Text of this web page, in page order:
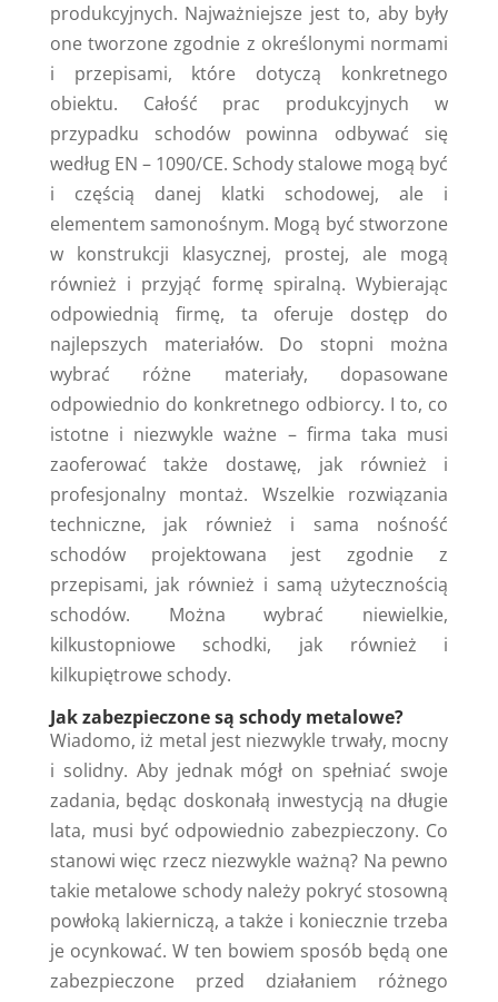
produkcyjnych. Najważniejsze jest to, aby były
one tworzone zgodnie z określonymi normami
i przepisami, które dotyczą konkretnego
obiektu. Całość prac produkcyjnych w
przypadku schodów powinna odbywać się
według EN – 1090/CE. Schody stalowe mogą być
i częścią danej klatki schodowej, ale i
elementem samonośnym. Mogą być stworzone
w konstrukcji klasycznej, prostej, ale mogą
również i przyjąć formę spiralną. Wybierając
odpowiednią firmę, ta oferuje dostęp do
najlepszych materiałów. Do stopni można
wybrać różne materiały, dopasowane
odpowiednio do konkretnego odbiorcy. I to, co
istotne i niezwykle ważne – firma taka musi
zaoferować także dostawę, jak również i
profesjonalny montaż. Wszelkie rozwiązania
techniczne, jak również i sama nośność
schodów projektowana jest zgodnie z
przepisami, jak również i samą użytecznością
schodów. Można wybrać niewielkie,
kilkustopniowe schodki, jak również i
kilkupiętrowe schody.
Jak zabezpieczone są schody metalowe?
Wiadomo, iż metal jest niezwykle trwały, mocny
i solidny. Aby jednak mógł on spełniać swoje
zadania, będąc doskonałą inwestycją na długie
lata, musi być odpowiednio zabezpieczony. Co
stanowi więc rzecz niezwykle ważną? Na pewno
takie metalowe schody należy pokryć stosowną
powłoką lakierniczą, a także i koniecznie trzeba
je ocynkować. W ten bowiem sposób będą one
zabezpieczone przed działaniem różnego